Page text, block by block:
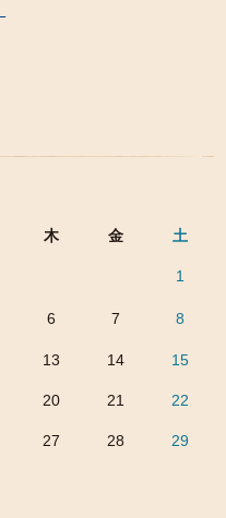
木 金 土
1
6 7 8
13 14 15
20 21 22
27 28 29